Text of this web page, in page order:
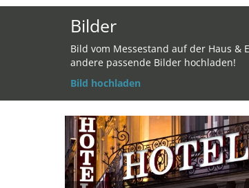
Bilder
Bild vom Messestand auf der Haus &
andere passende Bilder hochladen!
Bild hochladen